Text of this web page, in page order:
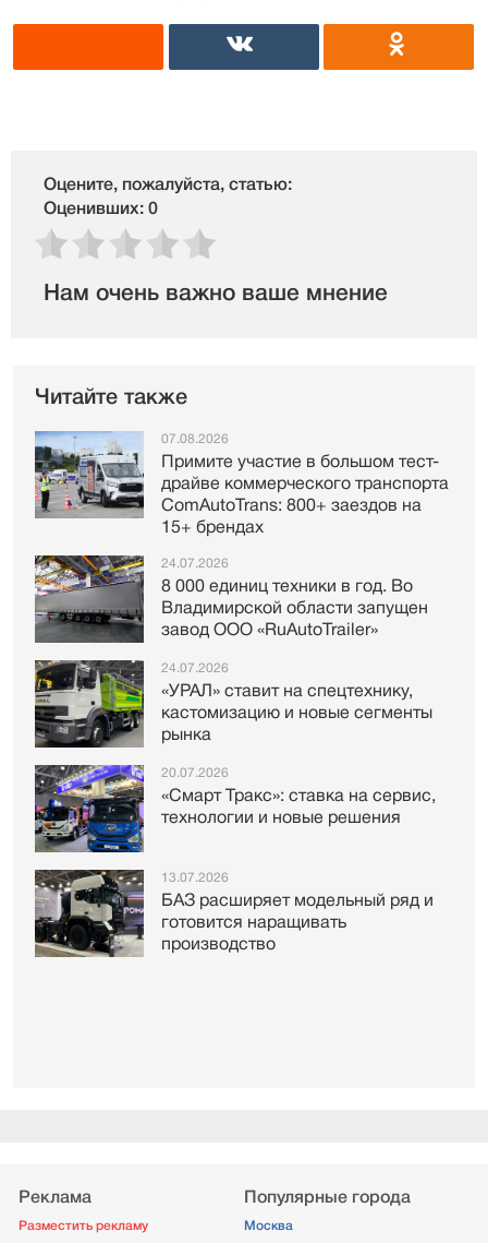
Оцените, пожалуйста, статью:
Оценивших: 0
Нам очень важно ваше мнение
Читайте также
07.08.2026
Примите участие в большом тест-
драйве коммерческого транспорта
ComAutoTrans: 800+ заездов на
15+ брендах
24.07.2026
8 000 единиц техники в год. Во
Владимирской области запущен
завод ООО «RuAutoTrailer»
24.07.2026
«УРАЛ» ставит на спецтехнику,
кастомизацию и новые сегменты
рынка
20.07.2026
«Смарт Тракс»: ставка на сервис,
технологии и новые решения
13.07.2026
БАЗ расширяет модельный ряд и
готовится наращивать
производство
Реклама
Разместить рекламу
Популярные города
Москва